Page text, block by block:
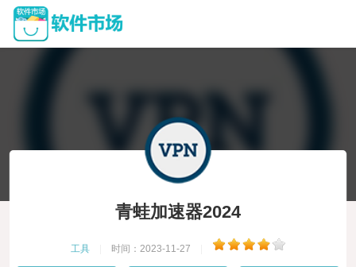
青蛙加速器2024
工具 时间：2023-11-27